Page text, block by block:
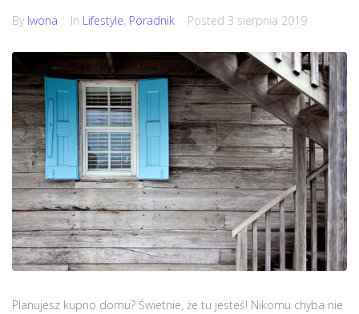
By Iwona In Lifestyle, Poradnik Posted 3 sierpnia 2019
Planujesz kupno domu? Świetnie, że tu jesteś! Nikomu chyba nie